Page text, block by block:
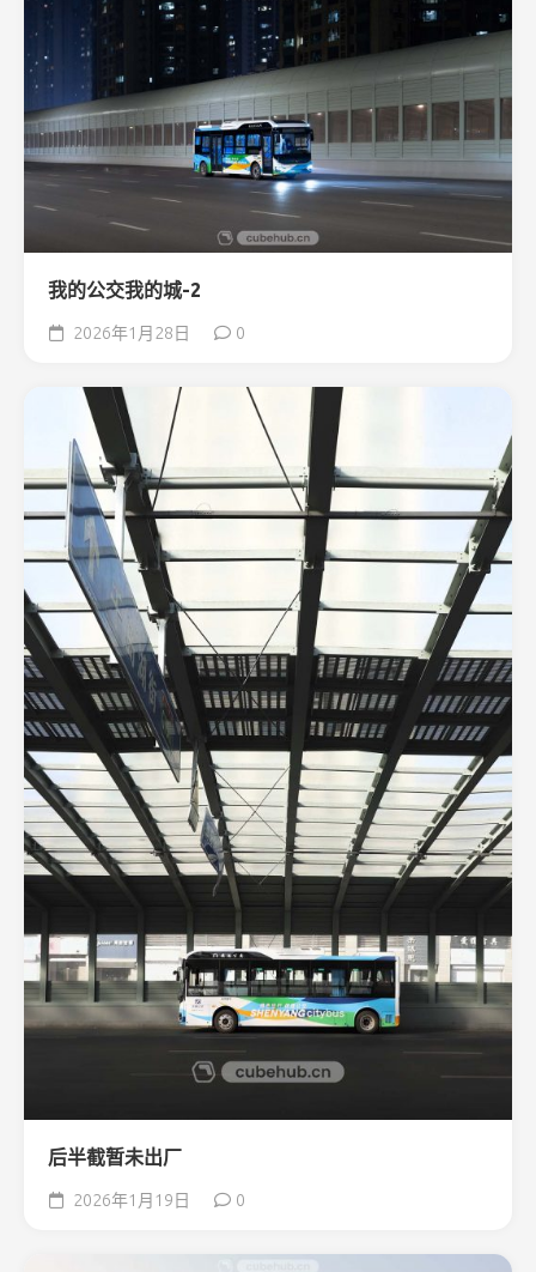
我的公交我的城-2
2026年1月28日 0
后半截暂未出厂
2026年1月19日 0